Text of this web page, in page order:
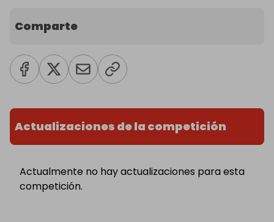
Comparte
Actualizaciones de la competición
Actualmente no hay actualizaciones para esta
competición.